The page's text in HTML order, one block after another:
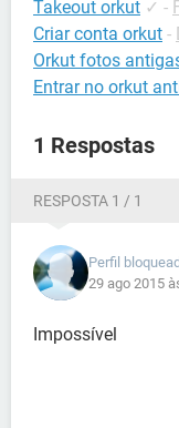
Takeout orkut ✓ -
Criar conta orkut -
Orkut fotos
Entrar no orkut
1 Respostas
RESPOSTA 1 / 1
Perfil
29 ago 2015
Impossível